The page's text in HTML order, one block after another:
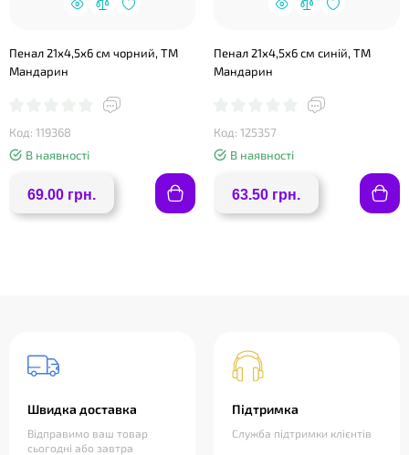
Пенал 21х4,5х6 см чорний, ТМ
Мандарин
Код: 119368
В наявності
69.00 грн.
Пенал 21х4,5х6 см синій, ТМ
Мандарин
Код: 125357
В наявності
63.50 грн.
Швидка доставка
Відправимо ваш товар
сьогодні або завтра
Підтримка
Служба підтримки клієнтів
❤